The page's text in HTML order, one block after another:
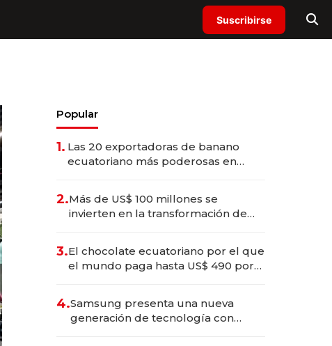
Suscribirse
Popular
1. Las 20 exportadoras de banano
ecuatoriano más poderosas en
2.Más de US$ 100 millones se
invierten en la transformación de
3.El chocolate ecuatoriano por el que
el mundo paga hasta US$ 490 por
4.Samsung presenta una nueva
generación de tecnología con